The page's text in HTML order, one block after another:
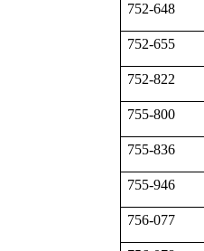
752-648
752-655
752-822
755-800
755-836
755-946
756-077